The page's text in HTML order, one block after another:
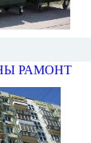
РАМОНТ